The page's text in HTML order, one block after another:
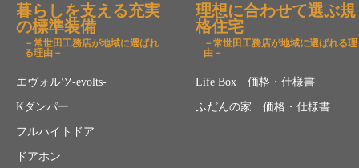
暮らしを支える充実
の標準装備
－常世田工務店が地域に選ばれ
る理由－
エヴォルツ-evolts-
Kダンパー
フルハイトドア
ドアホン
理想に合わせて選ぶ規
格住宅
－常世田工務店が地域に選ばれる理
由－
Life Box 価格・仕様書
ふだんの家 価格・仕様書